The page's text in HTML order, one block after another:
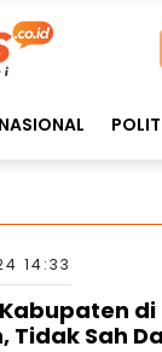
14:33
di
Tidak Sah